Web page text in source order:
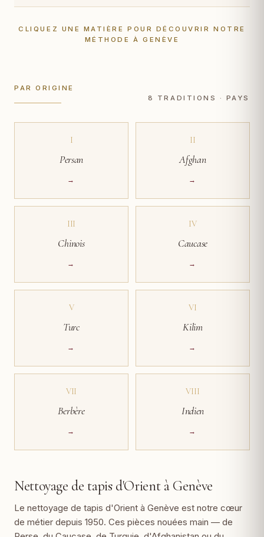
CLIQUEZ UNE MATIÈRE POUR DÉCOUVRIR NOTRE
MÉTHODE À GENÈVE
PAR ORIGINE
8 TRADITIONS · PAYS
I
Persan
→
II
Afghan
→
III
Chinois
→
IV
Caucase
→
V
Turc
→
VI
Kilim
→
VII
Berbère
→
VIII
Indien
→
Nettoyage de tapis d'Orient à Genève
Le nettoyage de tapis d'Orient à Genève est notre cœur
de métier depuis 1950. Ces pièces nouées main — de